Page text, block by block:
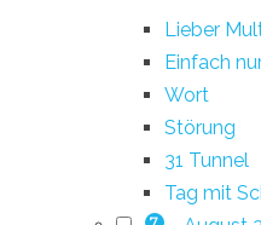
Lieber
Einfach
Wort
Störung
31 Tunnel
Tag mit